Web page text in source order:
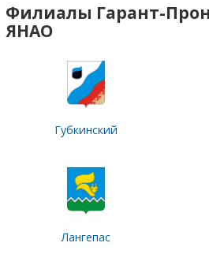
Филиалы Гарант-
ЯНАО
Губкинский
Лангепас